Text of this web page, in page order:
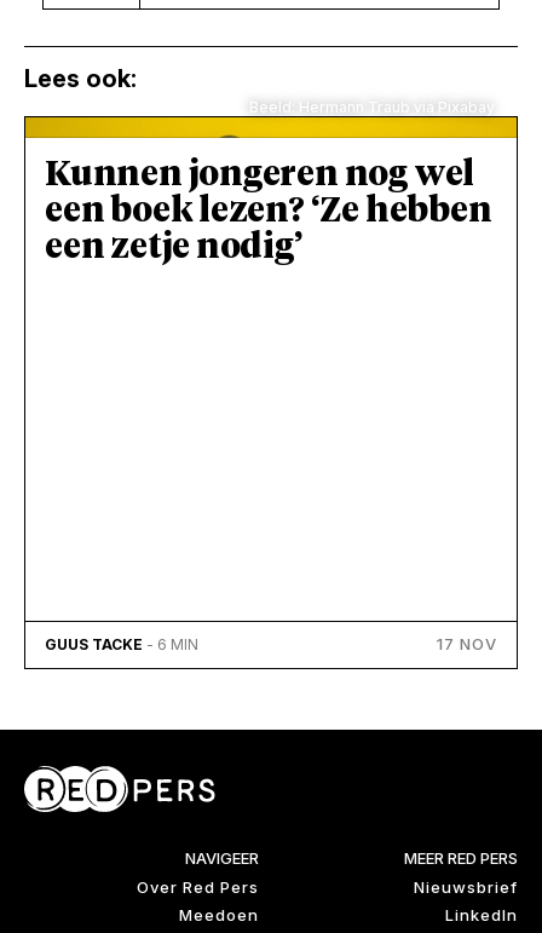
Lees ook:
Beeld: Hermann Traub via Pixabay
Kunnen jongeren nog wel
een boek lezen? ‘Ze hebben
een zetje nodig’
GUUS TACKE - 6 MIN 17 NOV
NAVIGEER
Over Red Pers
Meedoen
MEER RED PERS
Nieuwsbrief
LinkedIn